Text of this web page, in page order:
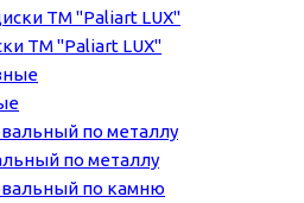
ТМ "Paliart LUX"
по металлу